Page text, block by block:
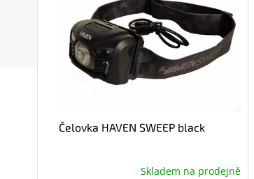
Čelovka HAVEN SWEEP black
Skladem na prodejně